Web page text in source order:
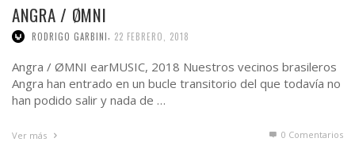
ANGRA / ØMNI
RODRIGO GARBINI 22 FEBRERO, 2018
Angra / ØMNI earMUSIC, 2018 Nuestros vecinos brasileros
Angra han entrado en un bucle transitorio del que todavía no
han podido salir y nada de …
Ver más 0 Comentarios